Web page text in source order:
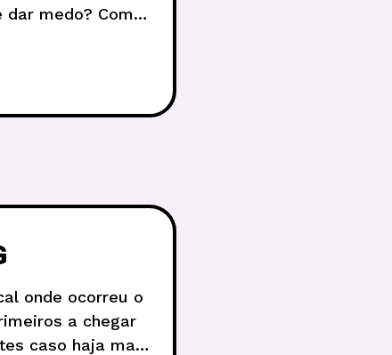
medo? Como
onde ocorreu o
a chegar
caso haja mais